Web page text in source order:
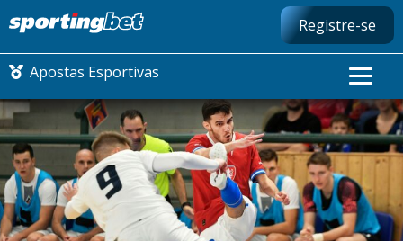
Registre-se
Apostas Esportivas
CONMEBOL LIBERTADORES
FUTEBOL NACIONAL